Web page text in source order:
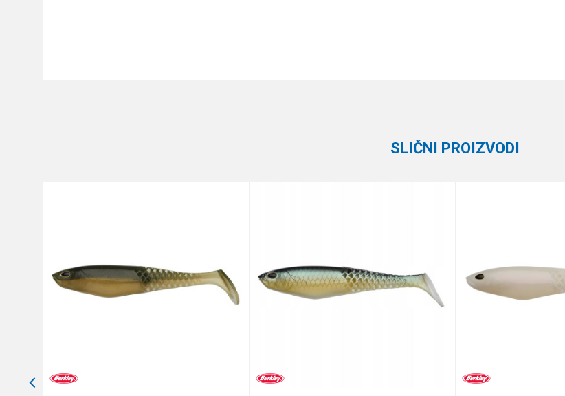
POŠALJI
SLIČNI PROIZVODI